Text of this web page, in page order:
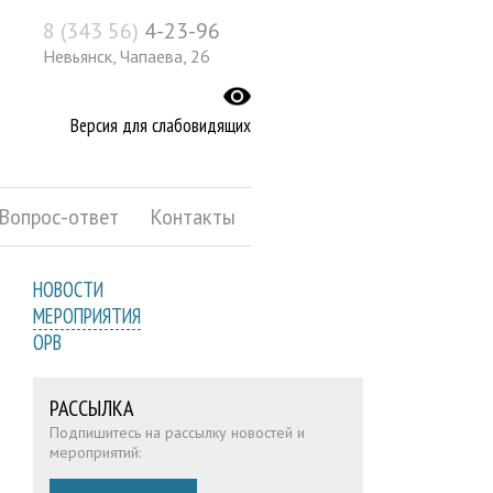
8 (343 56) 4-23-96
Невьянск, Чапаева, 26
Версия для слабовидящих
Вопрос-ответ Контакты
НОВОСТИ
МЕРОПРИЯТИЯ
ОРВ
РАССЫЛКА
Подпишитесь на рассылку новостей и
мероприятий: